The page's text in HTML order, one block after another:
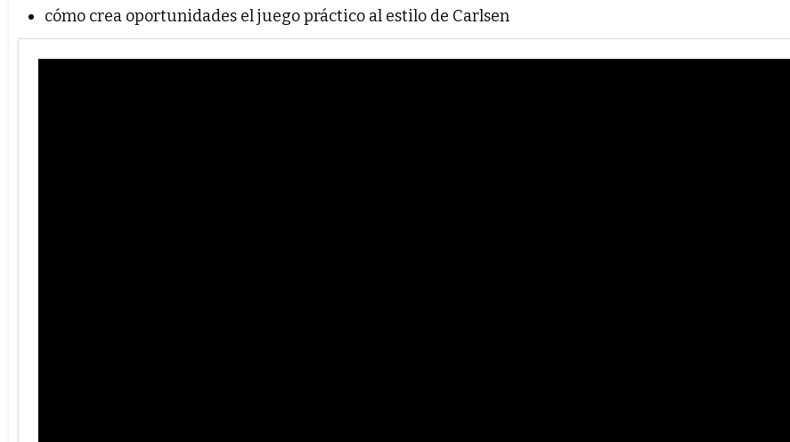
cómo crea oportunidades el juego práctico al estilo de Carlsen